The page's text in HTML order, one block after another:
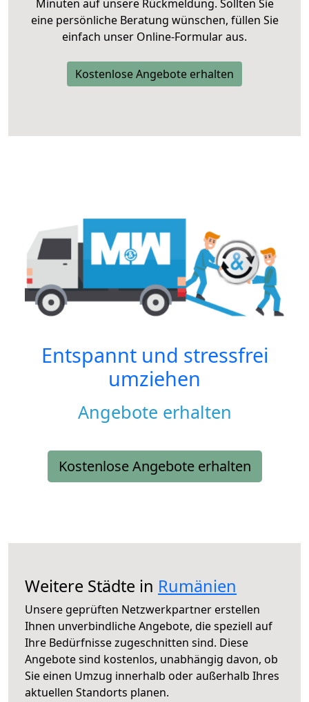
Minuten auf unsere Rückmeldung. Sollten Sie
eine persönliche Beratung wünschen, füllen Sie
einfach unser Online-Formular aus.
Kostenlose Angebote erhalten
Entspannt und stressfrei
umziehen
Angebote erhalten
Kostenlose Angebote erhalten
Weitere Städte in Rumänien
Unsere geprüften Netzwerkpartner erstellen
Ihnen unverbindliche Angebote, die speziell auf
Ihre Bedürfnisse zugeschnitten sind. Diese
Angebote sind kostenlos, unabhängig davon, ob
Sie einen Umzug innerhalb oder außerhalb Ihres
aktuellen Standorts planen.